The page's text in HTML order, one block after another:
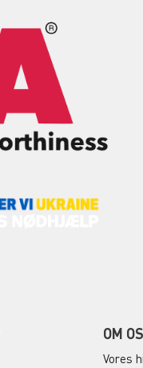
OM OS
Vores